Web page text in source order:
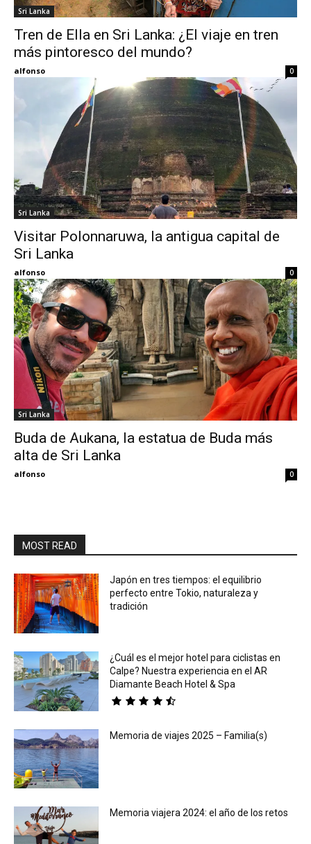
Sri Lanka
Tren de Ella en Sri Lanka: ¿El viaje en tren
más pintoresco del mundo?
alfonso 0
Sri Lanka
Visitar Polonnaruwa, la antigua capital de
Sri Lanka
alfonso 0
Sri Lanka
Buda de Aukana, la estatua de Buda más
alta de Sri Lanka
alfonso 0
MOST READ
Japón en tres tiempos: el equilibrio
perfecto entre Tokio, naturaleza y
tradición
¿Cuál es el mejor hotel para ciclistas en
Calpe? Nuestra experiencia en el AR
Diamante Beach Hotel & Spa
Memoria de viajes 2025 – Familia(s)
Memoria viajera 2024: el año de los retos